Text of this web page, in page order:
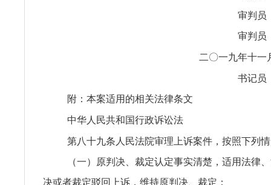
审判
审判
二〇一九年十一
书记
附：本案适用的相关法律条文
中华人民共和国行政诉讼法
第八十九条人民法院审理上诉案件，按照下列
（一）原判决、裁定认定事实清楚，适用法律
决或者裁定驳回上诉，维持原判决、裁定；